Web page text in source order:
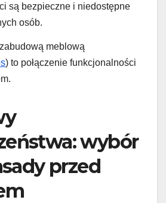
są bezpieczne i niedostępne
osób.
meblową
) to połączenie funkcjonalności
wybór
przed